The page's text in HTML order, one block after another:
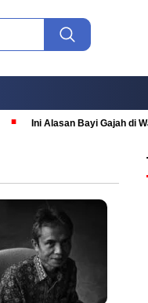
Ini Alasan Bayi Gajah di